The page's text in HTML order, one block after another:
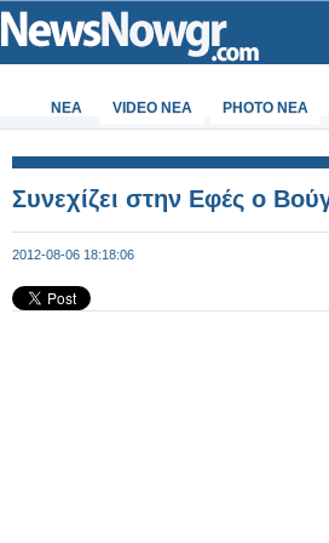
ΝΕΑ VIDEO NEA PHOTO NEA
Συνεχίζει στην Εφές ο
2012-08-06 18:18:06